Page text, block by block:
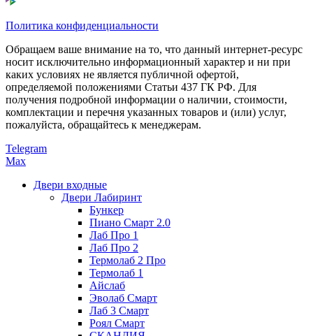
Политика конфиденциальности
Обращаем ваше внимание на то, что данный интернет-ресурс
носит исключительно информационный характер и ни при
каких условиях не является публичной офертой,
определяемой положениями Статьи 437 ГК РФ. Для
получения подробной информации о наличии, стоимости,
комплектации и перечня указанных товаров и (или) услуг,
пожалуйста, обращайтесь к менеджерам.
Telegram
Max
Двери входные
Двери Лабиринт
Бункер
Пиано Смарт 2.0
Лаб Про 1
Лаб Про 2
Термолаб 2 Про
Термолаб 1
Айслаб
Эволаб Смарт
Лаб 3 Смарт
Роял Смарт